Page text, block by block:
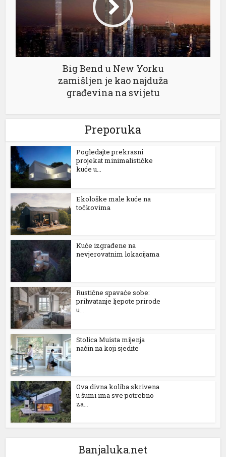
Big Bend u New Yorku
zamišljen je kao najduža
građevina na svijetu
Preporuka
Pogledajte prekrasni
projekat minimalističke
kuće u...
Ekološke male kuće na
točkovima
Kuće izgrađene na
nevjerovatnim lokacijama
Rustične spavaće sobe:
prihvatanje ljepote prirode
u...
Stolica Muista mijenja
način na koji sjedite
Ova divna koliba skrivena
u šumi ima sve potrebno
za...
Banjaluka.net